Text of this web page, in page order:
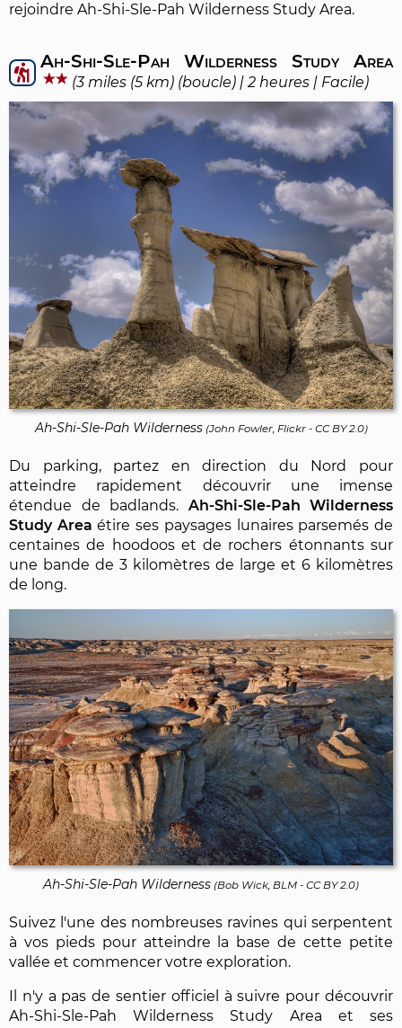
rejoindre Ah-Shi-Sle-Pah Wilderness Study Area.
Ah-Shi-Sle-Pah Wilderness Study Area
(3 miles (5 km) (boucle) | 2 heures | Facile)
Ah-Shi-Sle-Pah Wilderness(John Fowler, Flickr- CC BY 2.0)
Du parking, partez en direction du Nord pour
atteindre rapidement découvrir une imense
étendue de badlands. Ah-Shi-Sle-Pah Wilderness
Study Area étire ses paysages lunaires parsemés de
centaines de hoodoos et de rochers étonnants sur
une bande de 3 kilomètres de large et 6 kilomètres
de long.
Ah-Shi-Sle-Pah Wilderness (Bob Wick, BLM - CC BY 2.0)
Suivez l'une des nombreuses ravines qui serpentent
à vos pieds pour atteindre la base de cette petite
vallée et commencer votre exploration.
Il n'y a pas de sentier officiel à suivre pour découvrir
Ah-Shi-Sle-Pah Wilderness Study Area et ses